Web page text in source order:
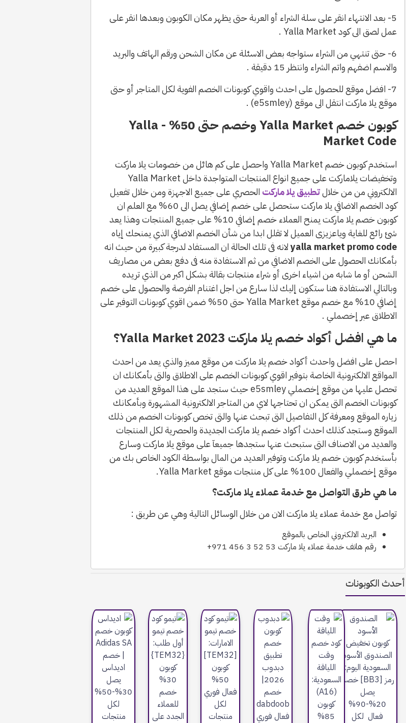
5- بعد الانتهاء انقر على سلة الشراء أو العربة حتى يظهر مكان الكوبون وبعدها انقر على
عمل لصق الى كود Yalla Market .
6- حتى تنتهي من الشراء ستواجه بعض الاسئلة عن مكان الشحن ورقم الهاتف والبريد
والاسم اضفهم واتم الشراء وانتظر 15 دقيقة .
7- افضل موقع للحصول على احدث واقوي كوبونات الخصم الفوية لكل المتاجر أو حتى
موقع يلا ماركت انتقل الى موقع (e5smley) .
كوبون خصم Yalla Market وخصم حتى 50% - Yalla
Market Code
استخدم كوبون خصم Yalla Market واحصل على كم هائل من خصومات يلا ماركت
وتخفيضات يلاماركت على جميع انواع المنتجات المتواجدة داخل Yalla Market
الالكتروني من من خلالتطبيق يلا ماركت الحصري على جميع الاجهزة ومن خلال تفعيل
كود الخصم الاضافي يلا ماركت ستحصل على خصم إضافي يصل الى 60% مع العلم ان
كوبون خصم يلا ماركت يمنح العملاء خصم إضافي 10% على جميع المنتجات وهذا يعد
شئ رائع للغاية وياعزيزى العميل لا تقلل ابدا من شأن الخصم الاضافي الذي يمنحك إياه
yalla market promo codeلانه فى تلك الحالة ان المستفاد لدرجة كبيرة من حيث انه
بأمكانك الحصول على الخصم الاضافي من ثم الاستفادة منه فى دفع بعض من مصاريف
الشحن أو ما شابه من اشياء اخرى أو شراء منتجات بقالة بشكل اكبر من الذي تريده
وبالتالي الاستفادة هنا ستكون إليك لذا سارع من اجل اغتنام الفرصة والحصول على خصم
إضافي 10% مع خصم موقع Yalla Market حتى 50% ضمن اقوي كوبونات التوفير على
الاطلاق عبر إخصملي .
ما هي افضل أكواد خصم يلا ماركت Yalla Market 2023؟
احصل على افضل واحدث أكواد خصم يلا ماركت من موقع مميز والذي يعد من احدث
المواقع الالكترونية الخاصة بتوفير اقوي كوبونات الخصم على الاطلاق والتى بأمكانك ان
تحصل عليها من موقع إخصملي e5smley حيث ستجد على هذا الموقع العديد من
كوبونات الخصم التى يمكن ان تحتاجها لاي من المتاجر الالكترونية المشهورة وبأمكانك
زياره الموقع ومعرفة كل التفاصيل التى تبحث عنها والتى تخص كوبونات الخصم من ذلك
الموقع وستجد كذلك احدث أكواد خصم يلا ماركت الجديدة والحصرية لكل المنتجات
والعديد من الاصناف التى ستبحث عنها ستجدها جميعآ على موقع يلا ماركت وسارع
بأستخدم كوبون خصم يلا ماركت وتوفير العديد من المال بواسطة الكود الخاص بك من
موقع إخصملي والفعال 100% على كل منتجات موقع Yalla Market.
ما هي طرق التواصل مع خدمة عملاء يلا ماركت؟
تواصل مع خدمة عملاء يلا ماركت الان من خلال الوسائل التالية وهي عن طريق :
البريد الالكتروني الخاص بالموقع
رقم هاتف خدمة عملاء يلا ماركت 53 52 3 456 971+
أحدث الكوبونات